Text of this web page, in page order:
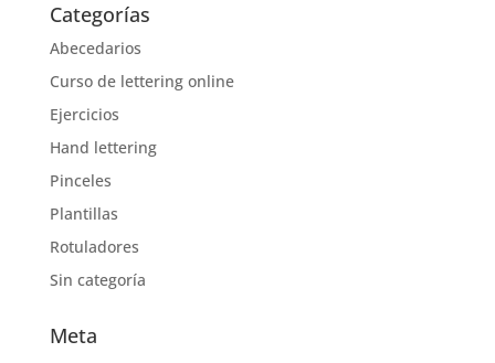
Categorías
Abecedarios
Curso de lettering online
Ejercicios
Hand lettering
Pinceles
Plantillas
Rotuladores
Sin categoría
Meta